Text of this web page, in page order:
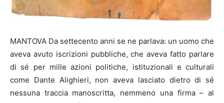
MANTOVA Da settecento anni se ne parlava: un uomo che
aveva avuto iscrizioni pubbliche, che aveva fatto parlare
di sé per mille azioni politiche, istituzionali e culturali
come Dante Alighieri, non aveva lasciato dietro di sé
nessuna traccia manoscritta, nemmeno una firma – al